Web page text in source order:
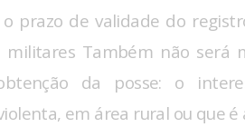
prazo de validade do
Também não será
da posse: o
em área rural ou que é